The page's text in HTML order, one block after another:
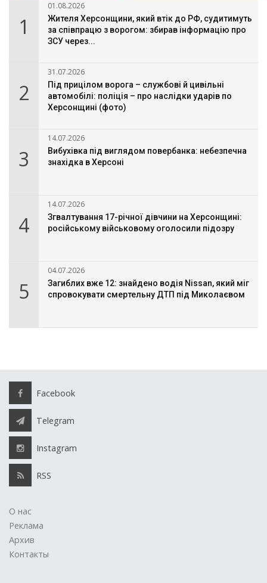
1
01.08.2026
Жителя Херсонщини, який втік до РФ, судитимуть
за співпрацю з ворогом: збирав інформацію про
ЗСУ через...
2
31.07.2026
Під прицілом ворога – службові й цивільні
автомобілі: поліція – про наслідки ударів по
Херсонщині (фото)
3
14.07.2026
Вибухівка під виглядом повербанка: небезпечна
знахідка в Херсоні
4
14.07.2026
Згвалтування 17-річної дівчини на Херсонщині:
російському військовому оголосили підозру
5
04.07.2026
Загиблих вже 12: знайдено водія Nissan, який міг
спровокувати смертельну ДТП під Миколаєвом
Facebook
Telegram
Instagram
RSS
О нас
Реклама
Архив
Контакты